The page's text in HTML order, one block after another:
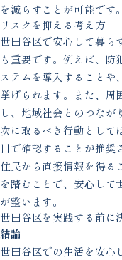
を減らすことが可能です。
リスクを抑える考え方
世田谷区で安心して暮ら
も重要です。例えば、
ステムを導入することや
挙げられます。また、周
し、地域社会とのつなが
次に取るべき行動として
目で確認することが推奨
住民から直接情報を得る
を踏むことで、安心して
が整います。
世田谷区を実践する前に
結論
世田谷区での生活を安心